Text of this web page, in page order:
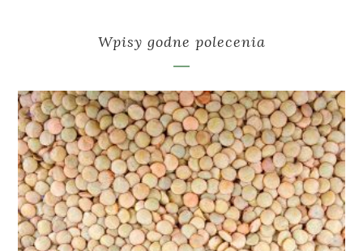
Wpisy godne polecenia